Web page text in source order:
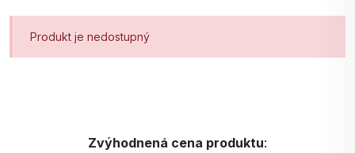
Produkt je nedostupný
Zvýhodnená cena produktu: